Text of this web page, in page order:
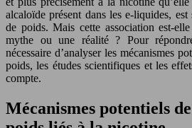
alcaloïde présent dans les e-liquides,
de poids. Mais cette association est-
mythe ou une réalité ? Pour
nécessaire d’analyser les mécanismes
poids, les études scientifiques et les
compte.
Mécanismes potentiels